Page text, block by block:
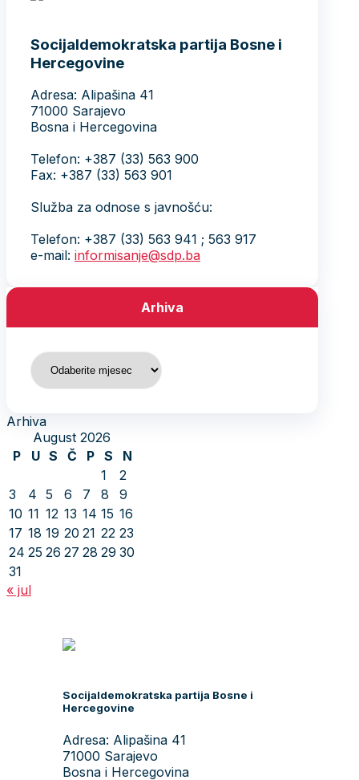
Socijaldemokratska partija Bosne i
Hercegovine
Adresa: Alipašina 41
71000 Sarajevo
Bosna i Hercegovina
Telefon: +387 (33) 563 900
Fax: +387 (33) 563 901
Služba za odnose s javnošću:
Telefon: +387 (33) 563 941 ; 563 917
e-mail: informisanje@sdp.ba
Arhiva
Arhiva
Arhiva
August 2026
P
U S Č P S
N
1
2
3
4 5 6 7 8
9
10 11 12 13 14 15 16
17 18 19 20 21 22 23
24 25 26 27 28 29 30
31
« jul
Socijaldemokratska partija Bosne i
Hercegovine
Adresa: Alipašina 41
71000 Sarajevo
Bosna i Hercegovina